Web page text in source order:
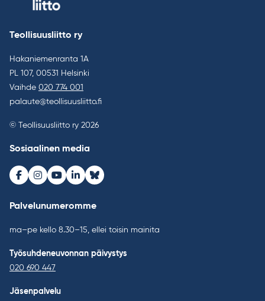
Teollisuusliitto ry
Hakaniemenranta 1A
PL 107, 00531 Helsinki
Vaihde 020 774 001
palaute@teollisuusliitto.fi
© Teollisuusliitto ry 2026
Sosiaalinen media
Facebook
Instagram
Youtube
LinkedInBluesky
Palvelunumeromme
ma–pe kello 8.30–15, ellei toisin mainita
Työsuhdeneuvonnan päivystys
020 690 447
Jäsenpalvelu